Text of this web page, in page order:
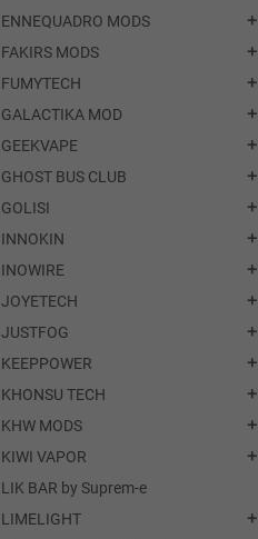
ENNEQUADRO MODS add
FAKIRS MODS add
FUMYTECH add
GALACTIKA MOD add
GEEKVAPE add
GHOST BUS CLUB add
GOLISI add
INNOKIN add
INOWIRE add
JOYETECH add
JUSTFOG add
KEEPPOWER add
KHONSU TECH add
KHW MODS add
KIWI VAPOR add
LIK BAR by Suprem-e
LIMELIGHT
add